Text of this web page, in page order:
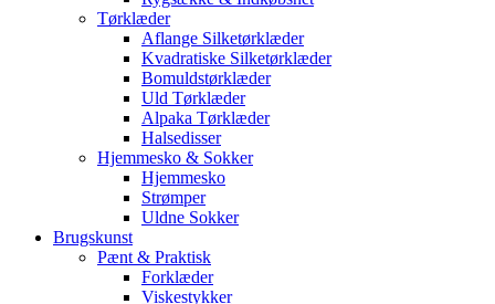
Tørklæder
Aflange Silketørklæder
Kvadratiske Silketørklæder
Bomuldstørklæder
Uld Tørklæder
Alpaka Tørklæder
Halsedisser
Hjemmesko & Sokker
Hjemmesko
Strømper
Uldne Sokker
Brugskunst
Pænt & Praktisk
Forklæder
Viskestykker